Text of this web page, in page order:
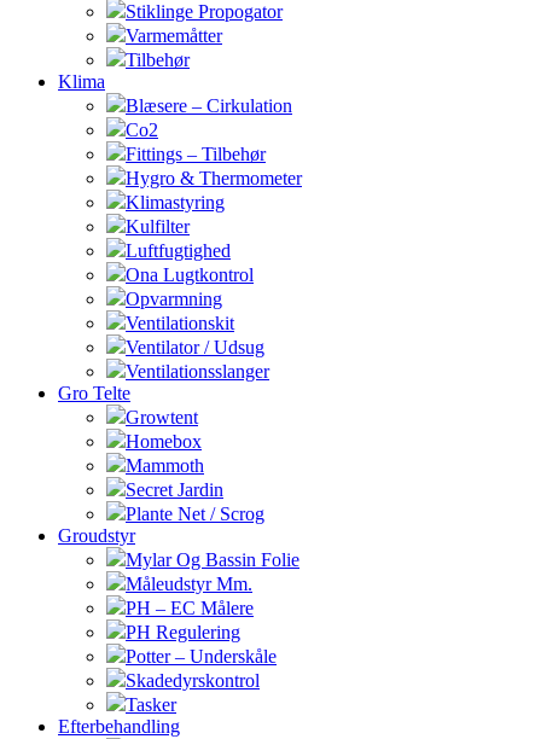
Stiklinge Propogator
Varmemåtter
Tilbehør
Klima
Blæsere – Cirkulation
Co2
Fittings – Tilbehør
Hygro & Thermometer
Klimastyring
Kulfilter
Luftfugtighed
Ona Lugtkontrol
Opvarmning
Ventilationskit
Ventilator / Udsug
Ventilationsslanger
Gro Telte
Growtent
Homebox
Mammoth
Secret Jardin
Plante Net / Scrog
Groudstyr
Mylar Og Bassin Folie
Måleudstyr Mm.
PH – EC Målere
PH Regulering
Potter – Underskåle
Skadedyrskontrol
Tasker
Efterbehandling